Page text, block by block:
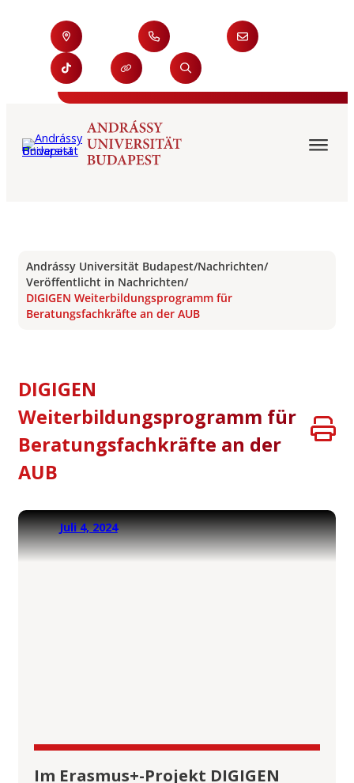
Andrássy Universität Budapest/Nachrichten/
Veröffentlicht in Nachrichten/
DIGIGEN Weiterbildungsprogramm für
Beratungsfachkräfte an der AUB
DIGIGEN
Weiterbildungsprogramm für
Beratungsfachkräfte an der
AUB
Juli 4, 2024
Im Erasmus+-Projekt DIGIGEN